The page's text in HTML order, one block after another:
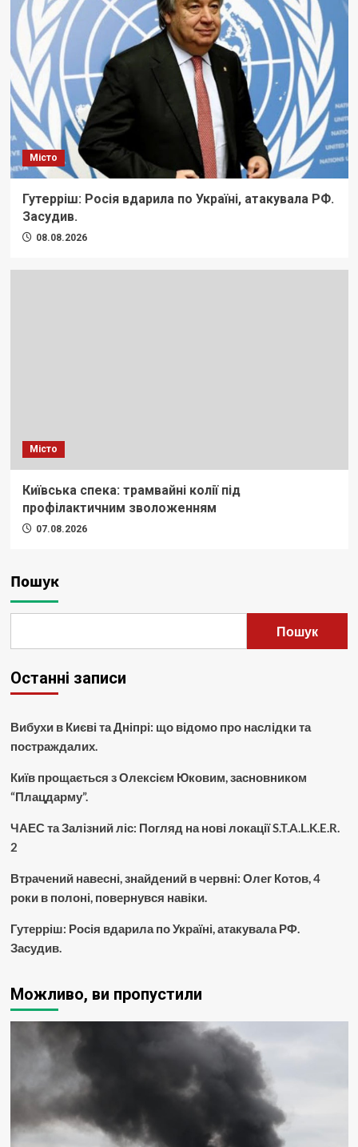
Місто
Гутерріш: Росія вдарила по Україні, атакувала РФ.
Засудив.
08.08.2026
Місто
Київська спека: трамвайні колії під
профілактичним зволоженням
07.08.2026
Пошук
Пошук
Останні записи
Вибухи в Києві та Дніпрі: що відомо про наслідки та
постраждалих.
Київ прощається з Олексієм Юковим, засновником
“Плацдарму”.
ЧАЕС та Залізний ліс: Погляд на нові локації S.T.A.L.K.E.R.
2
Втрачений навесні, знайдений в червні: Олег Котов, 4
роки в полоні, повернувся навіки.
Гутерріш: Росія вдарила по Україні, атакувала РФ.
Засудив.
Можливо, ви пропустили